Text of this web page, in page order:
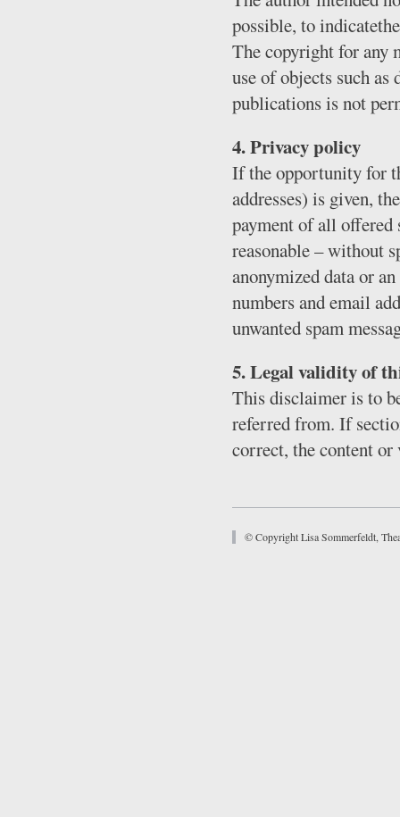
possible, to
The copyright for any
use of objects such
publications is not
4. Privacy policy
If the opportunity for
addresses) is given,
payment of all offered
reasonable – without
anonymized data or
numbers and email
unwanted spam
5. Legal validity of
This disclaimer is to
referred from. If
correct, the content
© Copyright Lisa Sommerfeldt,